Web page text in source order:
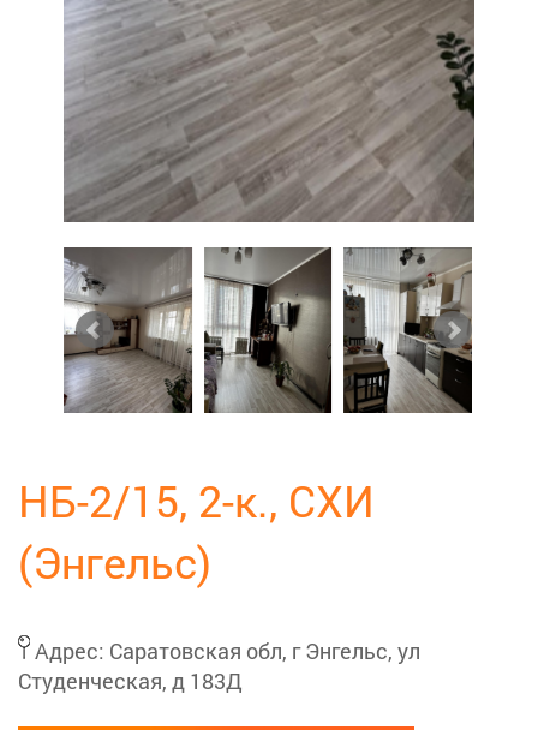
НБ-2/15, 2-к., СХИ
(Энгельс)
Адрес: Саратовская обл, г Энгельс, ул
Студенческая, д 183Д